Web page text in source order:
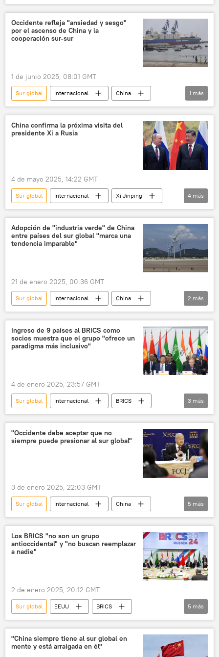
seguridad informática
telecomunicaciones
inteligencia artificial
Occidente refleja "ansiedad y sesgo"
por el ascenso de China y la
cooperación sur-sur
1 de junio 2025, 08:01 GMT
Sur global Internacional
China
Global Times
1 más
China confirma la próxima visita del
presidente Xi a Rusia
4 de mayo 2025, 14:22 GMT
Sur global Internacional
Xi Jinping
Vladímir Putin
China
Rusia
🌏 Asia
4 más
Adopción de "industria verde" de China
entre países del sur global "marca una
tendencia imparable"
21 de enero 2025, 00:36 GMT
Sur global Internacional
China
energías renovables
energía solar
2 más
Ingreso de 9 países al BRICS como
socios muestra que el grupo "ofrece un
paradigma más inclusivo"
4 de enero 2025, 23:57 GMT
Sur global Internacional
BRICS
multilateralismo
Occidente
Global Times
3 más
"Occidente debe aceptar que no
siempre puede presionar al sur global"
3 de enero 2025, 22:03 GMT
Sur global Internacional
China
Occidente
política
EEUU
comercio
sanciones
5 más
Los BRICS "no son un grupo
antioccidental" y "no buscan reemplazar
a nadie"
2 de enero 2025, 20:12 GMT
Sur global EEUU
BRICS
📰 Ampliación de los BRICS
multipolaridad
Occidente
China Economía
5 más
"China siempre tiene al sur global en
mente y está arraigada en él"